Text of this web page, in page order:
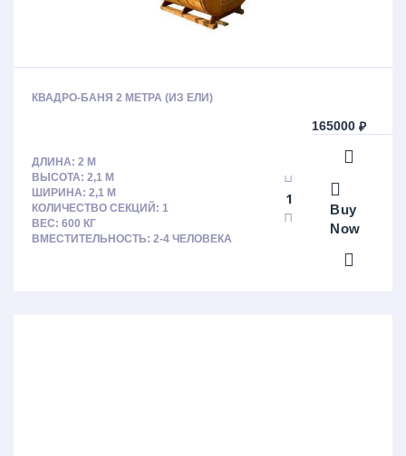
КВАДРО-БАНЯ 2 МЕТРА (ИЗ ЕЛИ)
ДЛИНА: 2 М
ВЫСОТА: 2,1 М
ШИРИНА: 2,1 М
КОЛИЧЕСТВО СЕКЦИЙ: 1
ВЕС: 600 КГ
ВМЕСТИТЕЛЬНОСТЬ: 2-4 ЧЕЛОВЕКА
165000₽
Buy
Now